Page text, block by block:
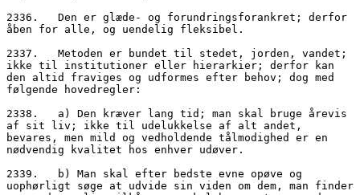
2336.   Den er glæde- og forundringsforankret; derfor
åben for alle, og uendelig fleksibel.
2337.   Metoden er bundet til stedet, jorden, vandet;
ikke til institutioner eller hierarkier; derfor kan
den altid fraviges og udformes efter behov; dog med
følgende hovedregler:
2338.   a) Den kræver lang tid; man skal bruge årevis
af sit liv; ikke til udelukkelse af alt andet,
bevares, men mild og vedholdende tålmodighed er en
nødvendig kvalitet hos enhver udøver.
2339.   b) Man skal efter bedste evne opøve og
uophørligt søge at udvide sin viden om dem, man finder